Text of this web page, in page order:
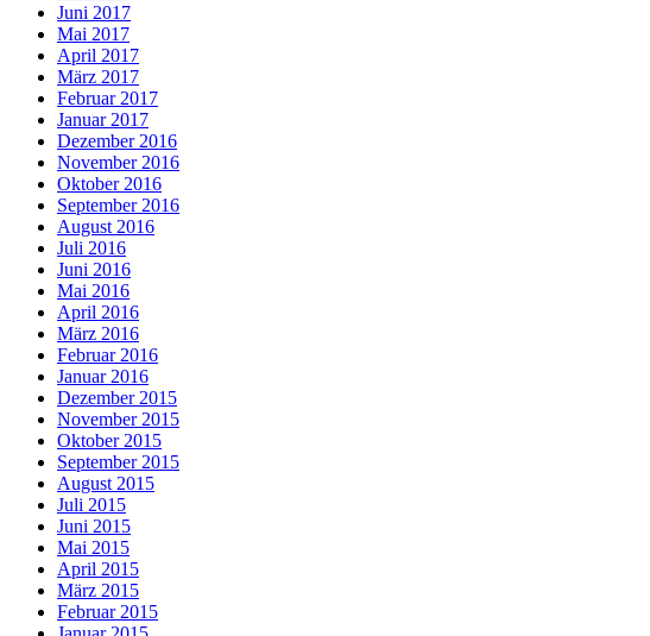
Juni 2017
Mai 2017
April 2017
März 2017
Februar 2017
Januar 2017
Dezember 2016
November 2016
Oktober 2016
September 2016
August 2016
Juli 2016
Juni 2016
Mai 2016
April 2016
März 2016
Februar 2016
Januar 2016
Dezember 2015
November 2015
Oktober 2015
September 2015
August 2015
Juli 2015
Juni 2015
Mai 2015
April 2015
März 2015
Februar 2015